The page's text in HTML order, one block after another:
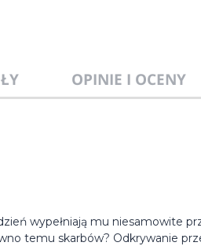
OPINIE I OCENY
wypełniają mu niesamowite
temu skarbów? Odkrywanie